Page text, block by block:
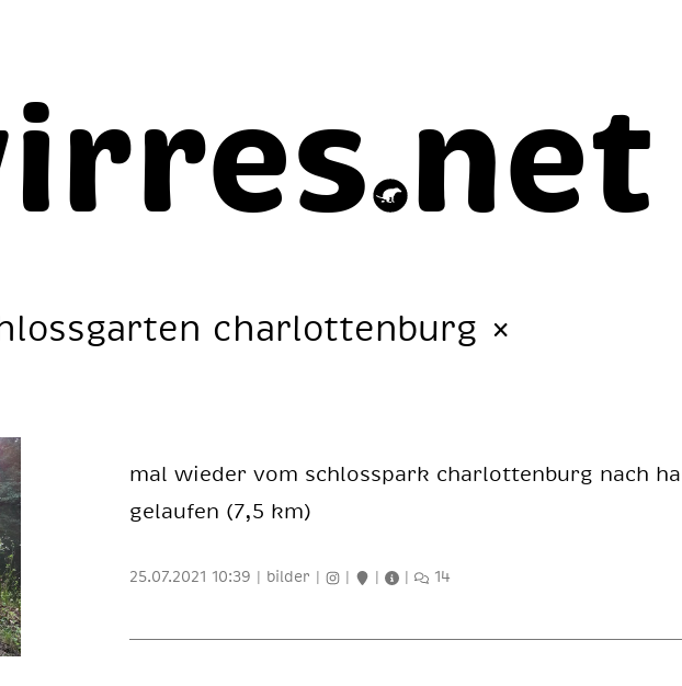
net
charlottenburg ×
mal wie­der vom schloss­park char­lot­ten­burg nach
ge­lau­fen (7,5 km)
25.07.2021 10:39 | bilder | | | | 14